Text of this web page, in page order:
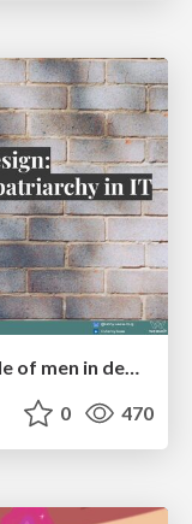
Effective software design: The role of men in debugging patriarchy in IT @ Voxxed Days AMS
0 470